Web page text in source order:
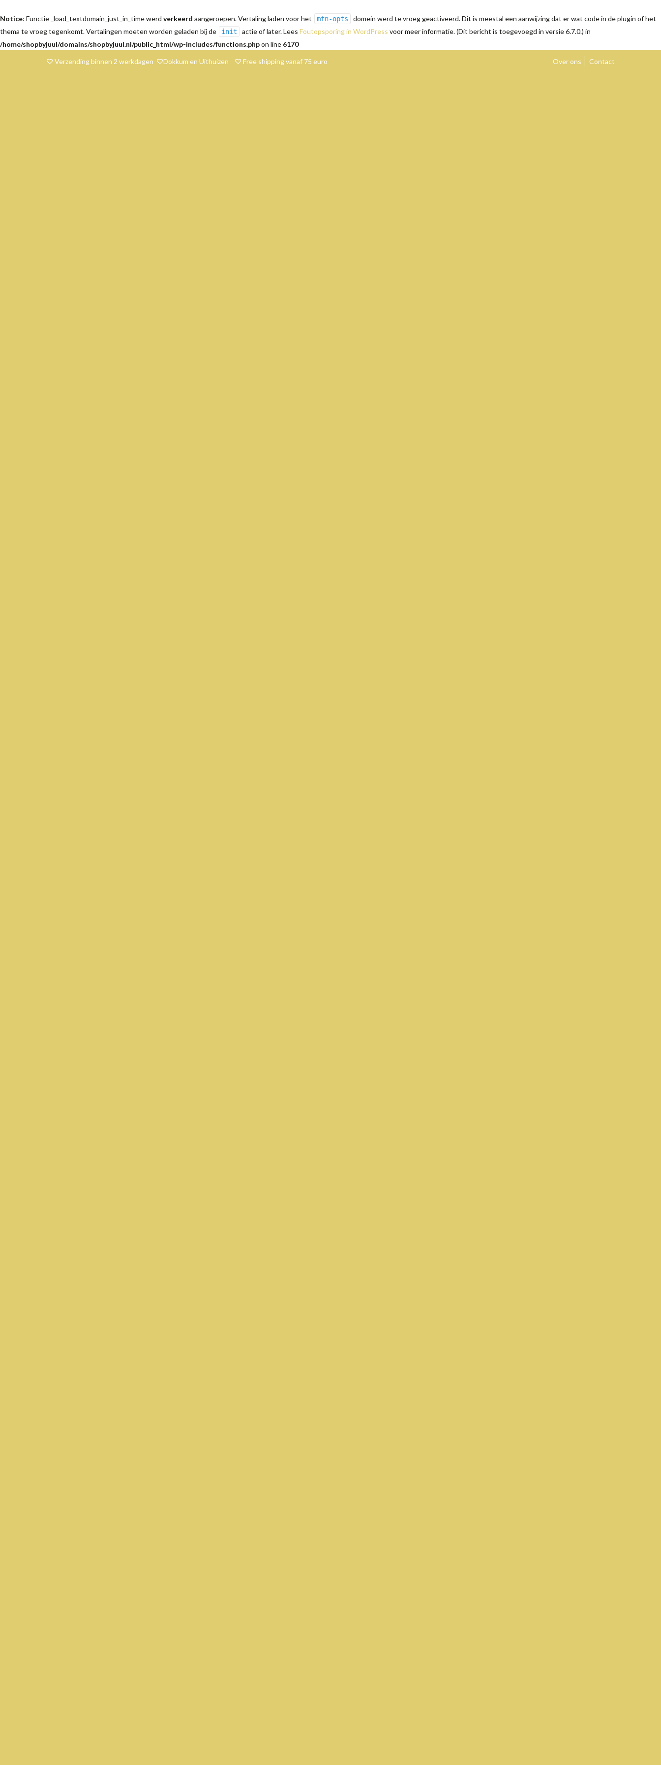
Notice: Functie _load_textdomain_just_in_time werd verkeerd aangeroepen. Vertaling laden voor het mfn-opts
domein werd te vroeg geactiveerd. Dit is meestal een aanwijzing dat er wat code in de plugin of het
thema te vroeg tegenkomt. Vertalingen moeten worden geladen bij de
init actie of later. Lees Foutopsporing in WordPress voor meer informatie. (Dit bericht is toegevoegd in versie 6.7.0.) in
/home/shopbyjuul/domains/shopbyjuul.nl/public_html/wp-includes/functions.phpon line 6170
♡ Verzending binnen 2 werkdagen ♡Dokkum en Uithuizen ♡ Free shipping vanaf 75 euro Over ons Contact